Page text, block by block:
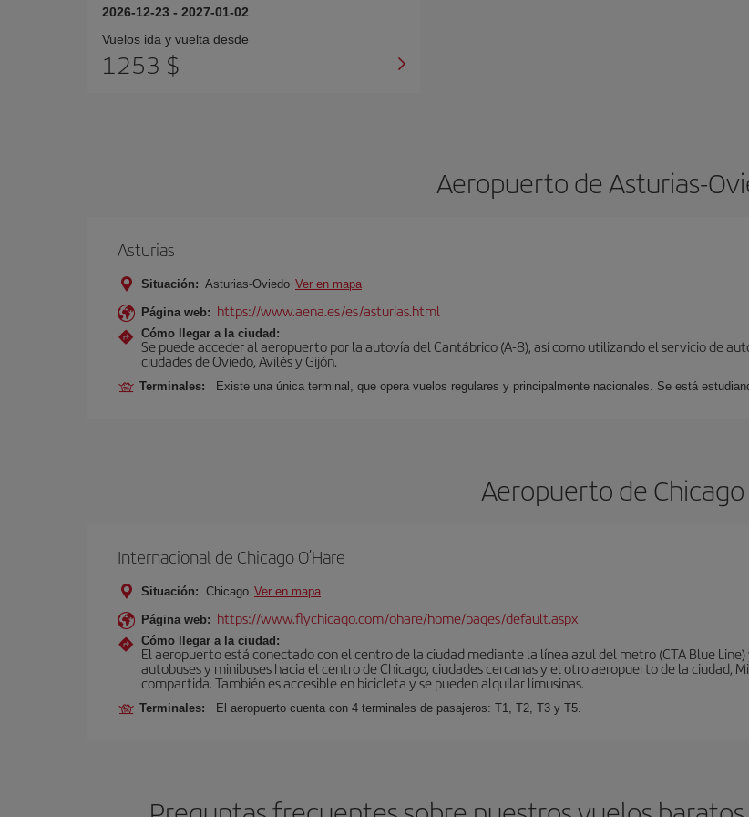
2026-12-23 - 2027-01-02
Vuelos ida y vuelta desde
1253 $
Aeropuerto de Asturias-
Asturias
Situación: Asturias-Oviedo Ver en mapa
Página web: https://www.aena.es/es/asturias.html
Cómo llegar a la ciudad:
Se puede acceder al aeropuerto por la autovía del Cantábrico (A-8), así como utilizando el servicio de
ciudades de Oviedo, Avilés y Gijón.
Terminales: Existe una única terminal, que opera vuelos regulares y principalmente nacionales. Se está
Aeropuerto de Chicago
Internacional de Chicago O’Hare
Situación: Chicago Ver en mapa
Página web: https://www.flychicago.com/ohare/home/pages/default.aspx
Cómo llegar a la ciudad:
El aeropuerto está conectado con el centro de la ciudad mediante la línea azul del metro (CTA Blue
autobuses y minibuses hacia el centro de Chicago, ciudades cercanas y el otro aeropuerto de la ciudad,
compartida. También es accesible en bicicleta y se pueden alquilar limusinas.
Terminales: El aeropuerto cuenta con 4 terminales de pasajeros: T1, T2, T3 y T5.